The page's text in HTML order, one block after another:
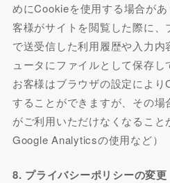
めにCookieを使用する場合が
客様がサイトを閲覧した際に
で送受信した利用履歴や入力
ュータにファイルとして保存し
お客様はブラウザの設定によ
することができますが、その
がご利用いただけなくなること
Google Analyticsの使用など）
8. プライバシーポリシーの変更